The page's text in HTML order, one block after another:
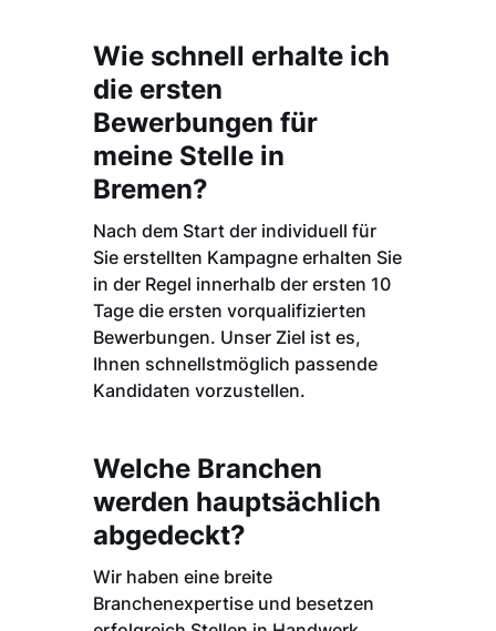
Wie schnell erhalte ich
die ersten
Bewerbungen für
meine Stelle in
Bremen?
Nach dem Start der individuell für
Sie erstellten Kampagne erhalten Sie
in der Regel innerhalb der ersten 10
Tage die ersten vorqualifizierten
Bewerbungen. Unser Ziel ist es,
Ihnen schnellstmöglich passende
Kandidaten vorzustellen.
Welche Branchen
werden hauptsächlich
abgedeckt?
Wir haben eine breite
Branchenexpertise und besetzen